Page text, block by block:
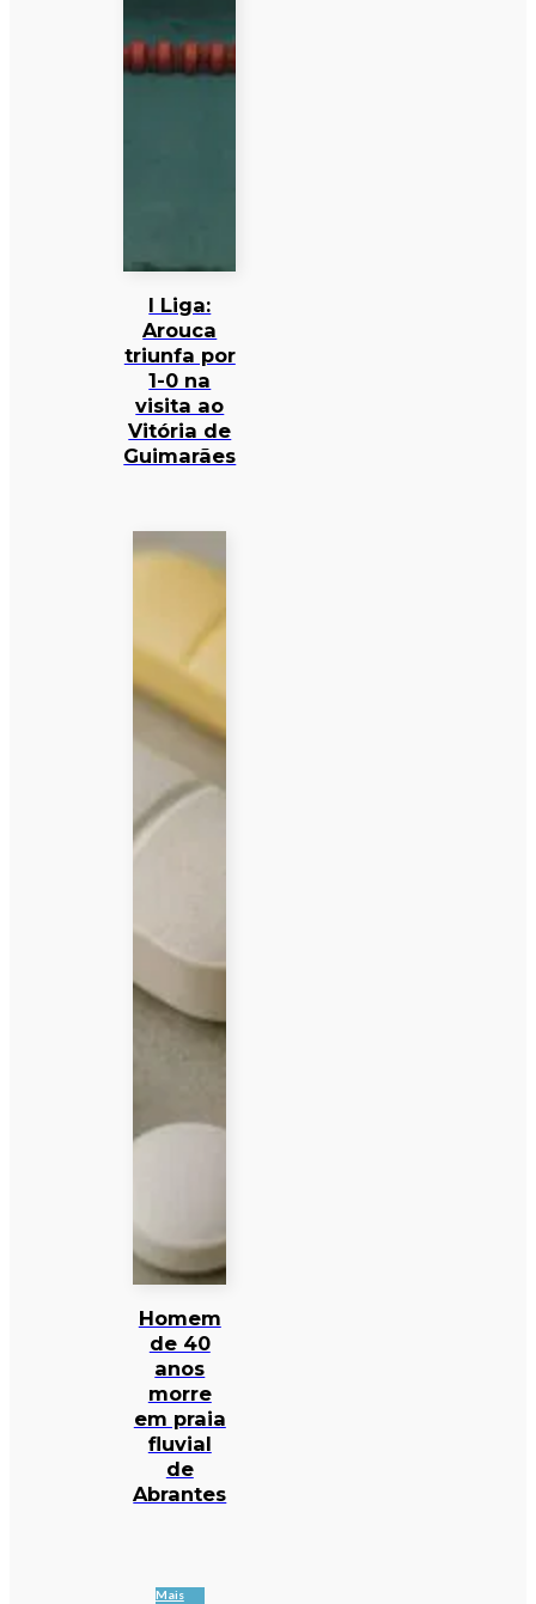
I Liga:
Arouca
triunfa por
1-0 na
visita ao
Vitória de
Guimarães
Homem
de 40
anos
morre
em praia
fluvial
de
Abrantes
Mais